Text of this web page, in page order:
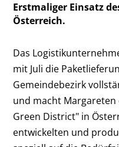
Erstmaliger Einsatz
Österreich.
Das
mit Juli die
Gemeindebezirk
und macht
Green District" in
entwickelten und